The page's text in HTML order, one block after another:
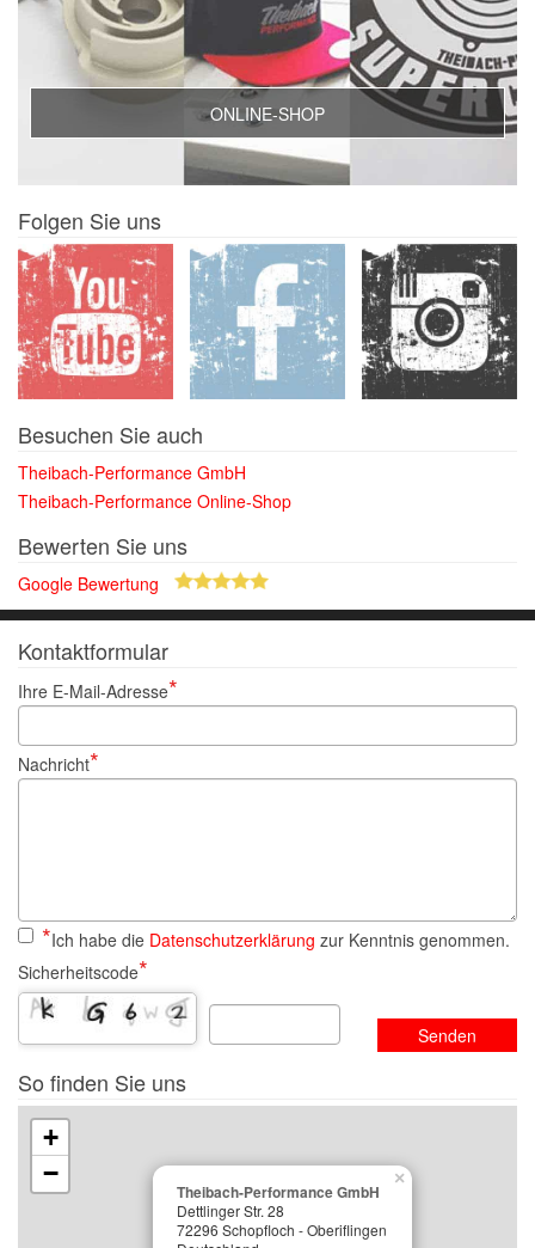
ONLINE-SHOP
Folgen Sie uns
Besuchen Sie auch
Theibach-Performance GmbH
Theibach-Performance Online-Shop
Bewerten Sie uns
Google Bewertung
Kontaktformular
Ihre E-Mail-Adresse
Nachricht
Ich habe die Datenschutzerklärung zur Kenntnis genommen.
Sicherheitscode
Senden
So finden Sie uns
Theibach-Performance GmbH
Dettlinger Str. 28
72296 Schopfloch - Oberiflingen
×
+
−